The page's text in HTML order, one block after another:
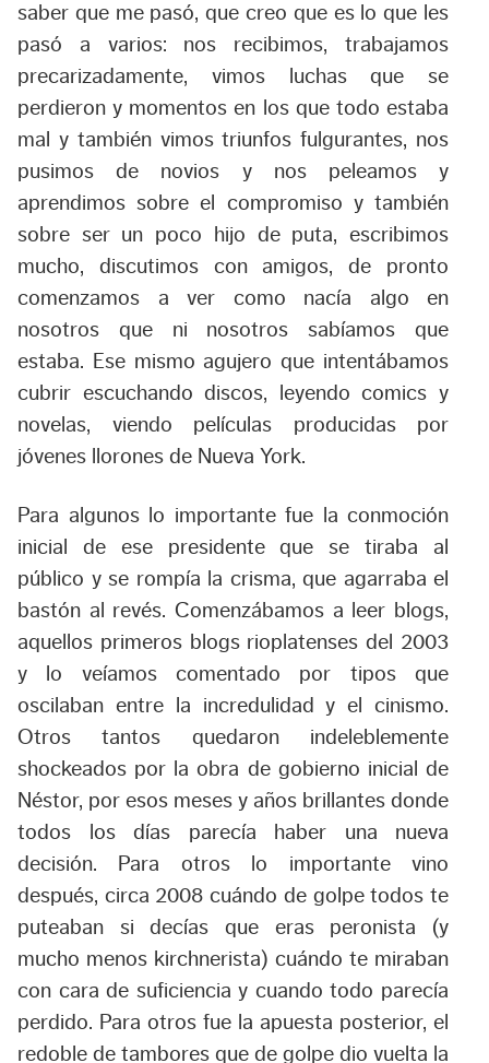
saber que me pasó, que creo que es lo que les
pasó a varios: nos recibimos, trabajamos
precarizadamente, vimos luchas que se
perdieron y momentos en los que todo estaba
mal y también vimos triunfos fulgurantes, nos
pusimos de novios y nos peleamos y
aprendimos sobre el compromiso y también
sobre ser un poco hijo de puta, escribimos
mucho, discutimos con amigos, de pronto
comenzamos a ver como nacía algo en
nosotros que ni nosotros sabíamos que
estaba. Ese mismo agujero que intentábamos
cubrir escuchando discos, leyendo comics y
novelas, viendo películas producidas por
jóvenes llorones de Nueva York.
Para algunos lo importante fue la conmoción
inicial de ese presidente que se tiraba al
público y se rompía la crisma, que agarraba el
bastón al revés. Comenzábamos a leer blogs,
aquellos primeros blogs rioplatenses del 2003
y lo veíamos comentado por tipos que
oscilaban entre la incredulidad y el cinismo.
Otros tantos quedaron indeleblemente
shockeados por la obra de gobierno inicial de
Néstor, por esos meses y años brillantes donde
todos los días parecía haber una nueva
decisión. Para otros lo importante vino
después, circa 2008 cuándo de golpe todos te
puteaban si decías que eras peronista (y
mucho menos kirchnerista) cuándo te miraban
con cara de suficiencia y cuando todo parecía
perdido. Para otros fue la apuesta posterior, el
redoble de tambores que de golpe dio vuelta la